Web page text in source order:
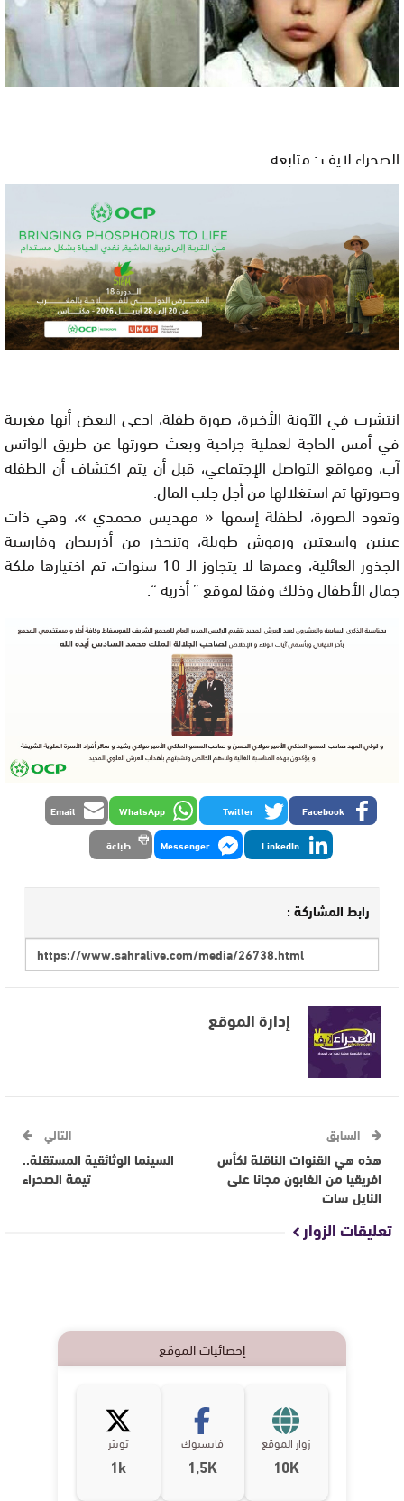
الصحراء لايف : متابعة
انتشرت في الآونة الأخيرة، صورة طفلة، ادعى البعض أنها مغربية
في أمس الحاجة لعملية جراحية وبعث صورتها عن طريق الواتس
آب، ومواقع التواصل الإجتماعي، قبل أن يتم اكتشاف أن الطفلة
وصورتها تم استغلالها من أجل جلب المال.
وتعود الصورة، لطفلة إسمها « مهديس محمدي »، وهي ذات
عينين واسعتين ورموش طويلة، وتنحذر من أذربيجان وفارسية
الجذور العائلية، وعمرها لا يتجاوز الـ 10 سنوات، تم اختيارها ملكة
جمال الأطفال وذلك وفقا لموقع ” أذرية “.
Facebook
Twitter
WhatsApp
Email
LinkedIn
Messenger طباعة
رابط المشاركة :
إدارة الموقع
السابق
هذه هي القنوات الناقلة لكأس
افريقيا من الغابون مجانا على
النايل سات
التالي
السينما الوثائقية المستقلة..
تيمة الصحراء
تعليقات الزوار
إحصائيات الموقع
زوار الموقع
10K
فايسبوك
1,5K
تويتر
1k